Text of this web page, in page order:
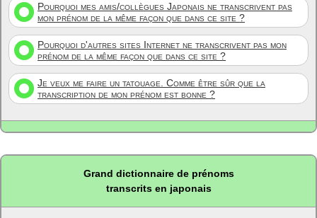
Pourquoi mes amis/collègues Japonais ne transcrivent pas
mon prénom de la même façon que dans ce site ?
Pourquoi d'autres sites Internet ne transcrivent pas mon
prénom de la même façon que dans ce site ?
Je veux me faire un tatouage. Comme être sûr que la
transcription de mon prénom est bonne ?
Grand dictionnaire de prénoms
transcrits en japonais